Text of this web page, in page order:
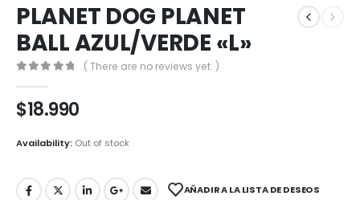
PLANET DOG PLANET
BALL AZUL/VERDE «L»
( There are no reviews yet. )
$18.990
Availability: Out of stock
AÑADIR A LA LISTA DE DESEOS